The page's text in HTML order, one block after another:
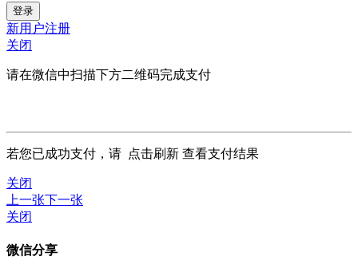
新用户注册
关闭
请在微信中扫描下方二维码完成支付
若您已成功支付，请 点击刷新 查看支付结果
关闭
上一张下一张
关闭
微信分享